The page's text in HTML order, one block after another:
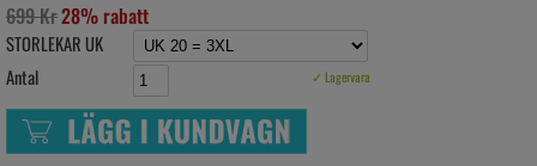
699 Kr28% rabatt
STORLEKAR UK
Antal
✓ Lagervara